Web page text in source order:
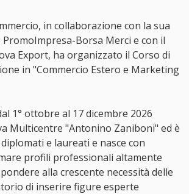
in collaborazione con la sua
PromoImpresa-Borsa Merci e con il
Export, ha organizzato il Corso di
in "Commercio Estero e Marketing
1° ottobre al 17 dicembre 2026
Multicentre "Antonino Zaniboni" ed è
e laureati e nasce con
profili professionali altamente
alla crescente necessità delle
di inserire figure esperte